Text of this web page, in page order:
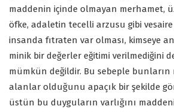
maddenin içinde olmayan merhamet,
öfke, adaletin tecelli arzusu gibi
insanda fıtraten var olması, kimseye
minik bir değerler eğitimi verilmediğini
mümkün değildir. Bu sebeple
alanlar olduğunu apaçık bir şekilde
üstün bu duyguların varlığını